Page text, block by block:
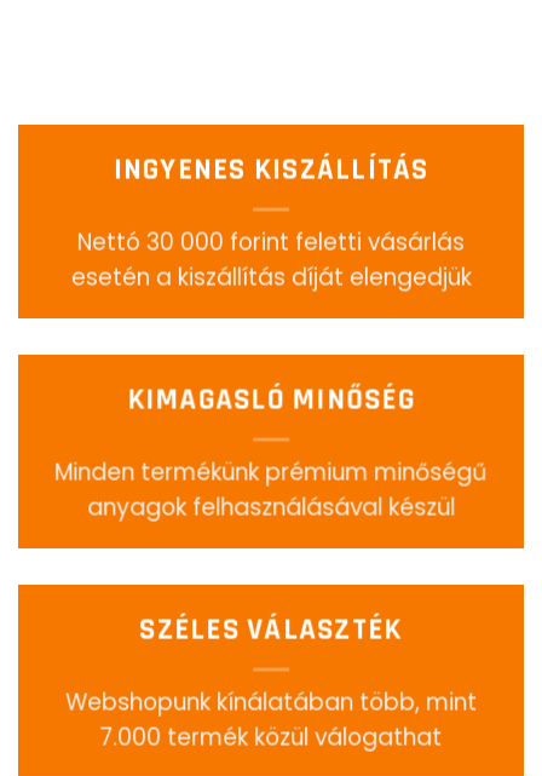
INGYENES KISZÁLLÍTÁS
Nettó 30 000 forint feletti vásárlás
esetén a kiszállítás díját elengedjük
KIMAGASLÓ MINŐSÉG
Minden termékünk prémium minőségű
anyagok felhasználásával készül
SZÉLES VÁLASZTÉK
Webshopunk kínálatában több, mint
7.000 termék közül válogathat